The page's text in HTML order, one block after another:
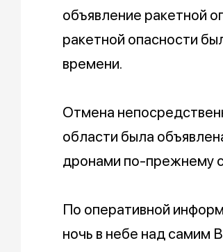
объявление ракетной
ракетной опасности
времени.
Отмена
области была
дронами по-прежнему
По оперативной
ночь в небе над самим